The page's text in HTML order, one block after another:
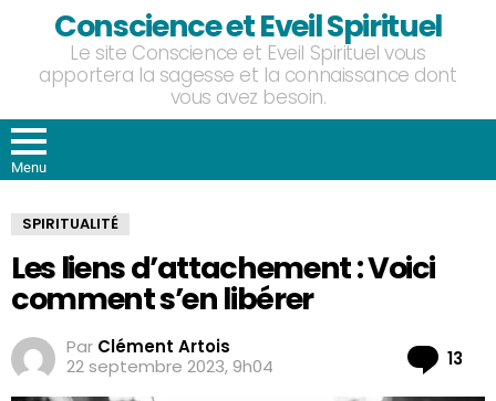
Conscience et Eveil Spirituel
Le site Conscience et Eveil Spirituel vous
apportera la sagesse et la connaissance dont
vous avez besoin.
Menu
SPIRITUALITÉ
Les liens d’attachement : Voici
comment s’en libérer
Par Clément Artois
22 septembre 2023, 9h04
13